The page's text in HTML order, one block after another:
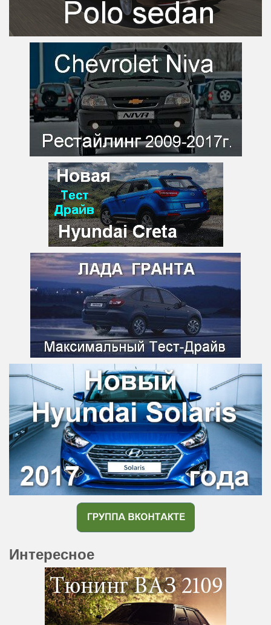
Интересное